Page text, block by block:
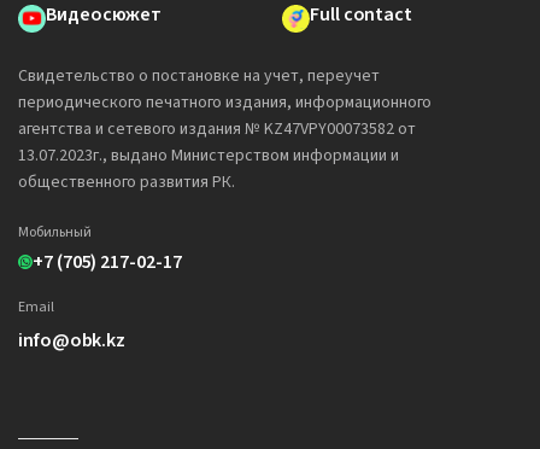
Видеосюжет
Full contact
Свидетельство о постановке на учет, переучет
периодического печатного издания, информационного
агентства и сетевого издания № KZ47VPY00073582 от
13.07.2023г., выдано Министерством информации и
общественного развития РК.
Мобильный
+7 (705) 217-02-17
Email
info@obk.kz